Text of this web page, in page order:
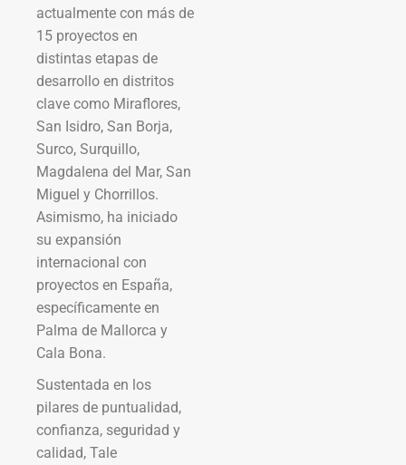
actualmente con más de
15 proyectos en
distintas etapas de
desarrollo en distritos
clave como Miraflores,
San Isidro, San Borja,
Surco, Surquillo,
Magdalena del Mar, San
Miguel y Chorrillos.
Asimismo, ha iniciado
su expansión
internacional con
proyectos en España,
específicamente en
Palma de Mallorca y
Cala Bona.
Sustentada en los
pilares de puntualidad,
confianza, seguridad y
calidad, Tale